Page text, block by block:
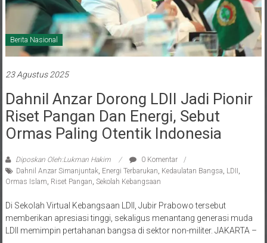
Berita Nasional
23 Agustus 2025
Dahnil Anzar Dorong LDII Jadi Pionir
Riset Pangan Dan Energi, Sebut
Ormas Paling Otentik Indonesia
Diposkan Oleh:Lukman Hakim
0 Komentar
Dahnil Anzar Simanjuntak, Energi Terbarukan, Kedaulatan Bangsa, LDII,
Ormas Islam, Riset Pangan, Sekolah Kebangsaan
Di Sekolah Virtual Kebangsaan LDII, Jubir Prabowo tersebut
memberikan apresiasi tinggi, sekaligus menantang generasi muda
LDII memimpin pertahanan bangsa di sektor non-militer. JAKARTA –